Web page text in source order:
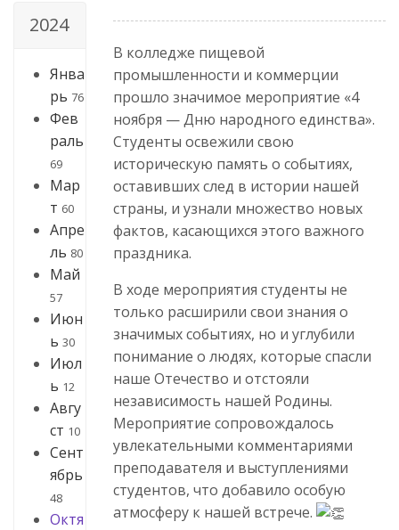
2024
Янва
рь 76
Фев
раль
69
Мар
т 60
Апре
ль 80
Май
57
Июн
ь 30
Июл
ь 12
Авгу
ст 10
Сент
ябрь
48
Октя
В колледже пищевой
промышленности и коммерции
прошло значимое мероприятие «4
ноября — Дню народного единства».
Студенты освежили свою
историческую память о событиях,
оставивших след в истории нашей
страны, и узнали множество новых
фактов, касающихся этого важного
праздника.
В ходе мероприятия студенты не
только расширили свои знания о
значимых событиях, но и углубили
понимание о людях, которые спасли
наше Отечество и отстояли
независимость нашей Родины.
Мероприятие сопровождалось
увлекательными комментариями
преподавателя и выступлениями
студентов, что добавило особую
атмосферу к нашей встрече.